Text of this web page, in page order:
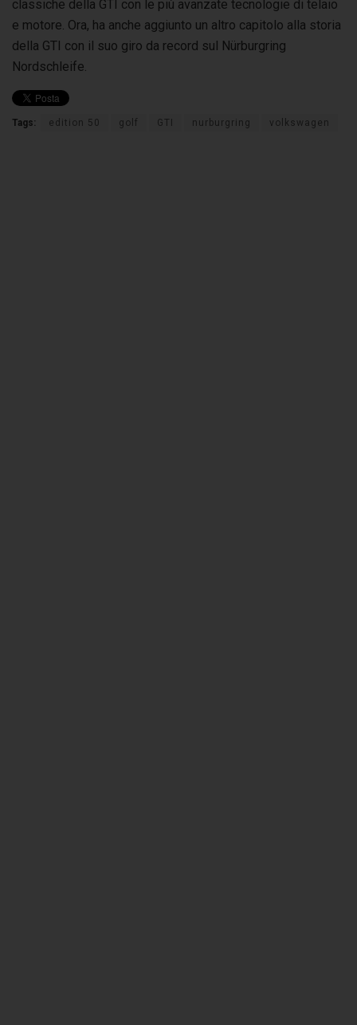
classiche della GTI con le più avanzate tecnologie di telaio
e motore. Ora, ha anche aggiunto un altro capitolo alla storia
della GTI con il suo giro da record sul Nürburgring
Nordschleife.
Tags: edition 50 golf GTI nurburgring volkswagen